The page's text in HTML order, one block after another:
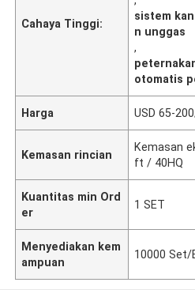
Cahaya Tinggi:
sistem
n unggas
,
otomatis
Harga USD 65-
Kemasan rincian
Kemasan
ft / 40HQ
Kuantitas min Ord
er
1 SET
Menyediakan kem
ampuan
10000 Set/